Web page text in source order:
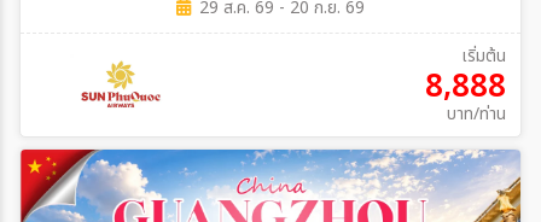
29 ส.ค. 69 - 20 ก.ย. 69
เริ่มต้น
8,888
บาท/ท่าน